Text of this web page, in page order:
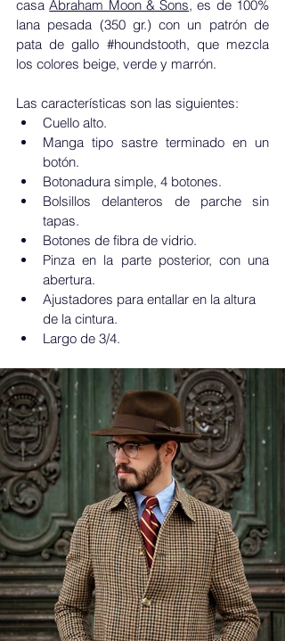
casa Abraham Moon & Sons, es de 100%
lana pesada (350 gr.) con un patrón de
pata de gallo #houndstooth, que mezcla
los colores beige, verde y marrón.
Las características son las siguientes:
Cuello alto.
Manga tipo sastre terminado en un
botón.
Botonadura simple, 4 botones.
Bolsillos delanteros de parche sin
tapas.
Botones de fibra de vidrio.
Pinza en la parte posterior, con una
abertura.
Ajustadores para entallar en la altura
de la cintura.
Largo de 3/4.